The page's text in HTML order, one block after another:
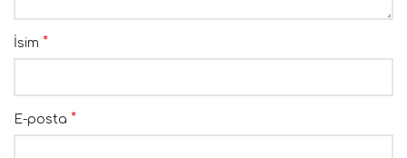
İsim *
E-posta *